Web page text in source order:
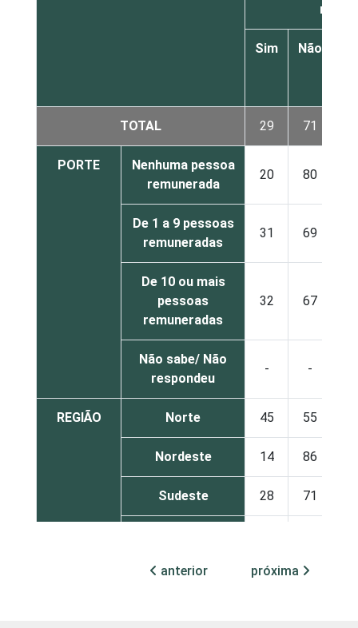
Sim Não
TOTAL 29 71
PORTE
Nenhuma pessoa
remunerada
20 80
De 1 a 9 pessoas
remuneradas
31 69
De 10 ou mais
pessoas
remuneradas
32 67
Não sabe/ Não
respondeu
- -
REGIÃO Norte 45 55
Nordeste 14 86
Sudeste 28 71
Centro-Oeste 25 75
anterior próxima